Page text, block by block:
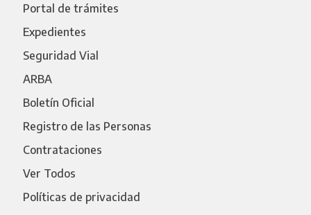
Portal de trámites
Expedientes
Seguridad Vial
ARBA
Boletín Oficial
Registro de las Personas
Contrataciones
Ver Todos
Políticas de privacidad